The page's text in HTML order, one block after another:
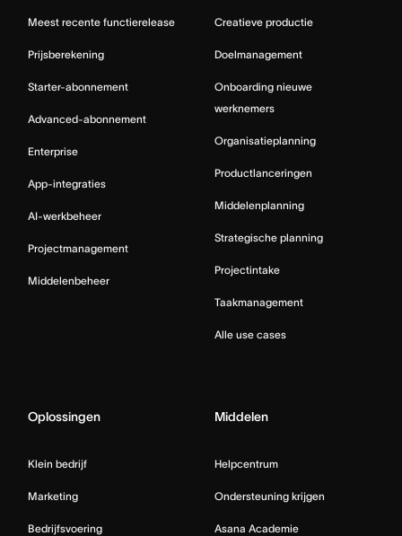
Meest recente functierelease
Prijsberekening
Starter-abonnement
Advanced-abonnement
Enterprise
App-integraties
AI-werkbeheer
Projectmanagement
Middelenbeheer
Creatieve productie
Doelmanagement
Onboarding nieuwe
werknemers
Organisatieplanning
Productlanceringen
Middelenplanning
Strategische planning
Projectintake
Taakmanagement
Alle use cases
Oplossingen
Klein bedrijf
Marketing
Bedrijfsvoering
Middelen
Helpcentrum
Ondersteuning krijgen
Asana Academie